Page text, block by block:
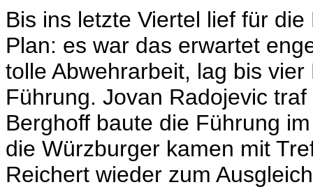
Bis ins letzte Viertel lief für
Plan: es war das erwartet
tolle Abwehrarbeit, lag bis
Führung. Jovan Radojevic
Berghoff baute die Führung
die Würzburger kamen mit
Reichert wieder zum